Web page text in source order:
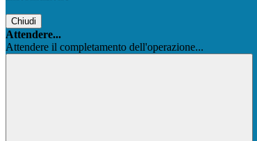
Chiudi
Attendere...
Attendere il completamento dell'operazione...